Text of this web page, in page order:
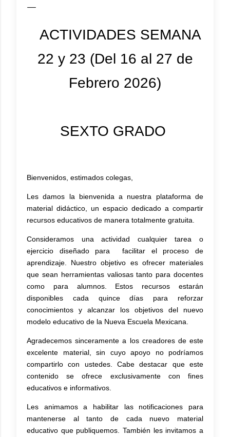
ACTIVIDADES SEMANA
22 y 23 (Del 16 al 27 de
Febrero 2026)
SEXTO GRADO
Bienvenidos, estimados colegas,
Les damos la bienvenida a nuestra plataforma de
material didáctico, un espacio dedicado a compartir
recursos educativos de manera totalmente gratuita.
Consideramos una actividad cualquier tarea o
ejercicio diseñado para facilitar el proceso de
aprendizaje. Nuestro objetivo es ofrecer materiales
que sean herramientas valiosas tanto para docentes
como para alumnos. Estos recursos estarán
disponibles cada quince días para reforzar
conocimientos y alcanzar los objetivos del nuevo
modelo educativo de la Nueva Escuela Mexicana.
Agradecemos sinceramente a los creadores de este
excelente material, sin cuyo apoyo no podríamos
compartirlo con ustedes. Cabe destacar que este
contenido se ofrece exclusivamente con fines
educativos e informativos.
Les animamos a habilitar las notificaciones para
mantenerse al tanto de cada nuevo material
educativo que publiquemos. También les invitamos a